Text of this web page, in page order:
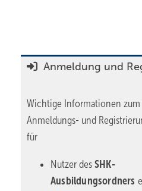
Anmeldung und
Wichtige Informationen zum
Anmeldungs- und
für
Nutzer des SHK-
Ausbildungsordners